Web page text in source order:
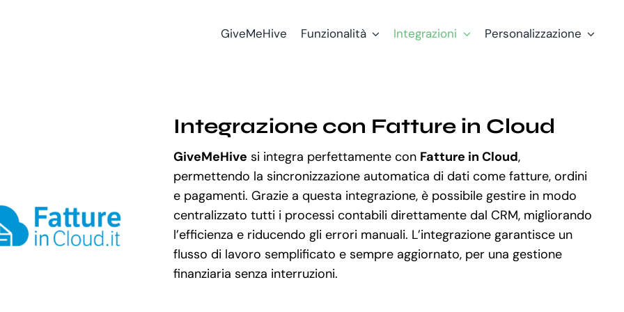
GiveMeHive Funzionalità Integrazioni Personalizzazione
Integrazione con Fatture in Cloud
GiveMeHive si integra perfettamente con Fatture in Cloud,
permettendo la sincronizzazione automatica di dati come fatture, ordini
e pagamenti. Grazie a questa integrazione, è possibile gestire in modo
centralizzato tutti i processi contabili direttamente dal CRM, migliorando
l’efficienza e riducendo gli errori manuali. L’integrazione garantisce un
flusso di lavoro semplificato e sempre aggiornato, per una gestione
finanziaria senza interruzioni.